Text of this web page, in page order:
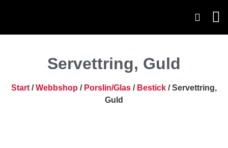
Servettring, Guld
Start /Webbshop / Porslin/Glas / Bestick / Servettring,
Guld